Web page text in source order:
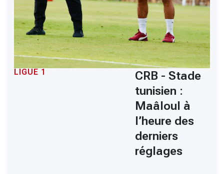
LIGUE 1
CRB - Stade
tunisien :
Maâloul à
l’heure des
derniers
réglages